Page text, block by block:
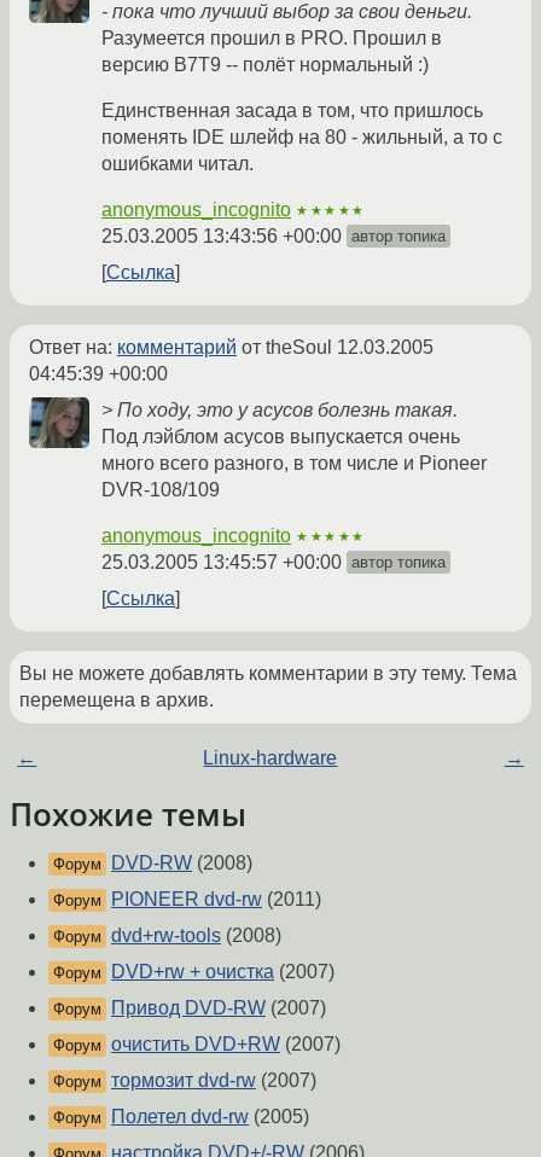
- пока что лучший выбор за свои деньги.
Разумеется прошил в PRO. Прошил в
версию B7T9 -- полёт нормальный :)
Единственная засада в том, что пришлось
поменять IDE шлейф на 80 - жильный, а то с
ошибками читал.
anonymous_incognito ★★★★★
25.03.2005 13:43:56 +00:00 автор топика
Ссылка
Ответ на: комментарий от theSoul 12.03.2005
04:45:39 +00:00
> По ходу, это у асусов болезнь такая.
Под лэйблом асусов выпускается очень
много всего разного, в том числе и Pioneer
DVR-108/109
anonymous_incognito ★★★★★
25.03.2005 13:45:57 +00:00 автор топика
Ссылка
Вы не можете добавлять комментарии в эту тему. Тема
перемещена в архив.
← Linux-hardware →
Похожие темы
Форум DVD-RW (2008)
Форум PIONEER dvd-rw (2011)
Форум dvd+rw-tools (2008)
Форум DVD+rw + очистка (2007)
Форум Привод DVD-RW (2007)
Форум очистить DVD+RW (2007)
Форум тормозит dvd-rw (2007)
Форум Полетел dvd-rw (2005)
настройка DVD+/-RW (2006)